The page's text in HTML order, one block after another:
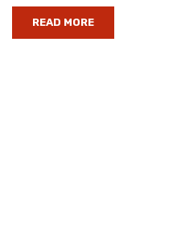
READ MORE